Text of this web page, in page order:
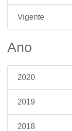
Vigente
Ano
2020
2019
2018